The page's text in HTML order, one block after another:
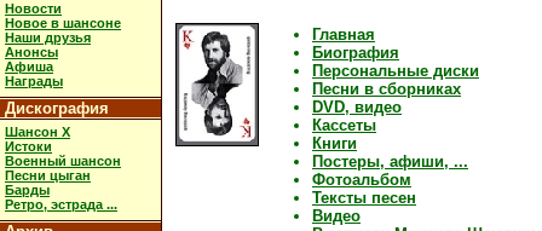
Новости
Новое в шансоне
Наши друзья
Анонсы
Афиша
Награды
Дискография
Шансон X
Истоки
Военный шансон
Песни цыган
Барды
Ретро, эстрада ...
Главная
Биография
Персональные диски
Песни в сборниках
DVD, видео
Кассеты
Книги
Постеры, афиши, ...
Фотоальбом
Тексты песен
Видео